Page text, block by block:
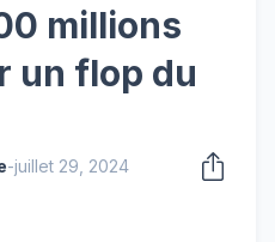
millions
un flop du
-juillet 29, 2024